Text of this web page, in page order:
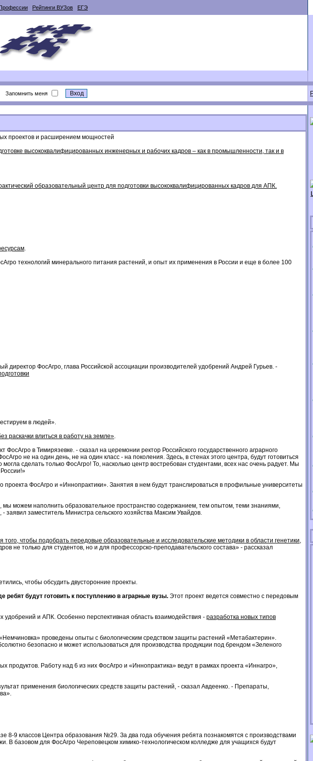
Рейтинги ВУЗов ЕГЭ
Запомнить меня
проектов и расширением мощностей
высококвалифицированных инженерных и рабочих кадров – как в промышленности, так и в
образовательный центр для подготовки высококвалифицированных кадров для АПК.
.
технологий минерального питания растений, и опыт их применения в России и еще в более 100
директор ФосАгро, глава Российской ассоциации производителей удобрений Андрей Гурьев. -
в людей».
раскачки влиться в работу на земле».
в Тимирязевке. - сказал на церемонии ректор Российского государственного аграрного
не на один день, не на один класс - на поколения. Здесь, в стенах этого центра, будут готовиться
могла сделать только ФосАгро! То, насколько центр востребован студентами, всех нас очень радует. Мы
ФосАгро и «Иннопрактики». Занятия в нем будут транслироваться в профильные университеты
мы можем наполнить образовательное пространство содержанием, тем опытом, теми знаниями,
заместитель Министра сельского хозяйства Максим Увайдов.
чтобы подобрать передовые образовательные и исследовательские методики в области генетики,
не только для студентов, но и для профессорско-преподавательского состава» - рассказал
чтобы обсудить двусторонние проекты.
ребят будут готовить к поступлению в аграрные вузы. Этот проект ведется совместно с передовым
удобрений и АПК. Особенно перспективная область взаимодействия - разработка новых типов
проведены опыты с биологическим средством защиты растений «Метабактерин».
безопасно и может использоваться для производства продукции под брендом «Зеленого
продуктов. Работу над 6 из них ФосАгро и «Иннопрактика» ведут в рамках проекта «Иннагро»,
применения биологических средств защиты растений, - сказал Авдеенко. - Препараты,
9 классов Центра образования №29. За два года обучения ребята познакомятся с производствами
В базовом для ФосАгро Череповецком химико-технологическом колледже для учащихся будут